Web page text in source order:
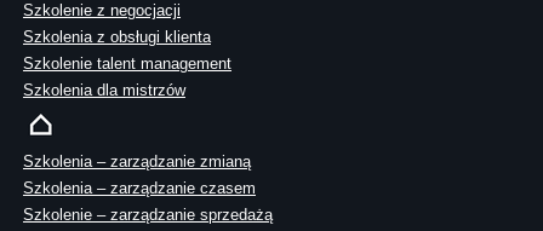
Szkolenie z negocjacji
Szkolenia z obsługi klienta
Szkolenie talent management
Szkolenia dla mistrzów
Szkolenia – zarządzanie zmianą
Szkolenia – zarządzanie czasem
Szkolenie – zarządzanie sprzedażą